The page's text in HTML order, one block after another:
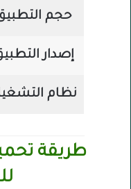
حجم
إصدار
نظام